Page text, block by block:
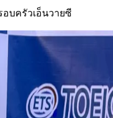
อบครัวเอ็นวายซี